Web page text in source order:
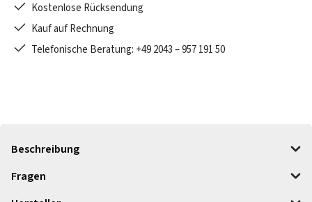
Kostenlose Rücksendung
Kauf auf Rechnung
Telefonische Beratung: +49 2043 – 957 191 50
Beschreibung
Fragen